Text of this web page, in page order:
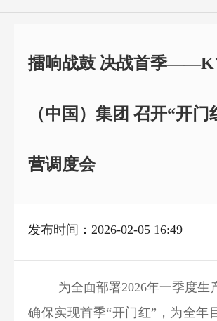
擂响战鼓 决战首季
（中国）集团 召开“开门
营调度会
发布时间：2026-02-05 16:49
为全面部署2026年一季度生
确保实现首季“开门红”，为全年